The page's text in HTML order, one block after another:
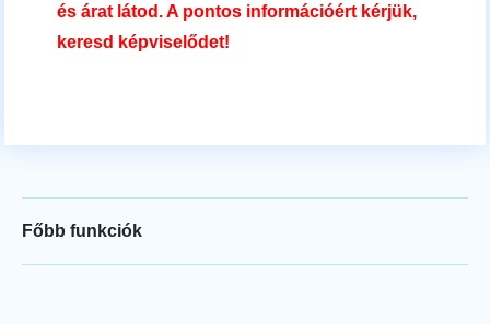
és árat látod. A pontos információért kérjük,
keresd képviselődet!
Főbb funkciók